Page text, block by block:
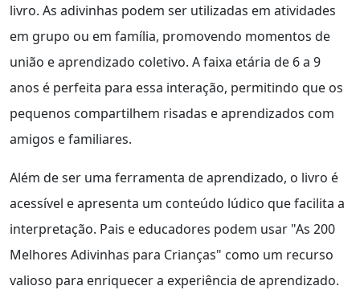
livro. As adivinhas podem ser utilizadas em atividades
em grupo ou em família, promovendo momentos de
união e aprendizado coletivo. A faixa etária de 6 a 9
anos é perfeita para essa interação, permitindo que os
pequenos compartilhem risadas e aprendizados com
amigos e familiares.
Além de ser uma ferramenta de aprendizado, o livro é
acessível e apresenta um conteúdo lúdico que facilita a
interpretação. Pais e educadores podem usar "As 200
Melhores Adivinhas para Crianças" como um recurso
valioso para enriquecer a experiência de aprendizado.